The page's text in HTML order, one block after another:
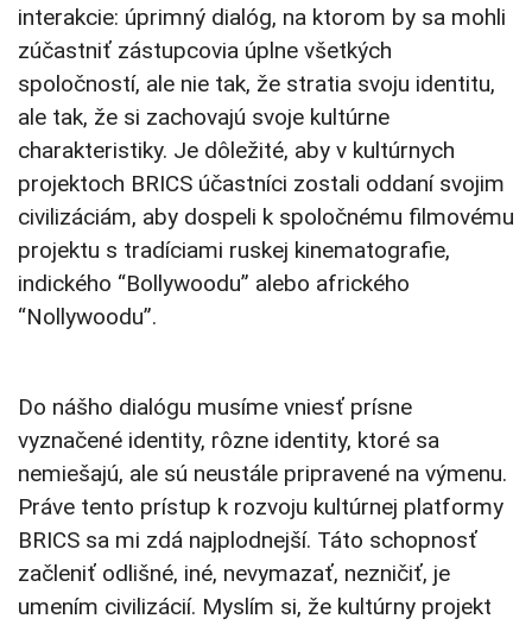
interakcie: úprimný dialóg, na ktorom by sa mohli
zúčastniť zástupcovia úplne všetkých
spoločností, ale nie tak, že stratia svoju identitu,
ale tak, že si zachovajú svoje kultúrne
charakteristiky. Je dôležité, aby v kultúrnych
projektoch BRICS účastníci zostali oddaní svojim
civilizáciám, aby dospeli k spoločnému filmovému
projektu s tradíciami ruskej kinematografie,
indického “Bollywoodu” alebo afrického
“Nollywoodu”.
Do nášho dialógu musíme vniesť prísne
vyznačené identity, rôzne identity, ktoré sa
nemiešajú, ale sú neustále pripravené na výmenu.
Práve tento prístup k rozvoju kultúrnej platformy
BRICS sa mi zdá najplodnejší. Táto schopnosť
začleniť odlišné, iné, nevymazať, nezničiť, je
umením civilizácií. Myslím si, že kultúrny projekt